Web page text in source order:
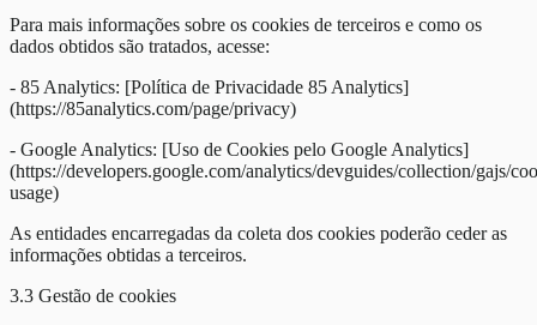
Para mais informações sobre os cookies de terceiros e como os
dados obtidos são tratados, acesse:
- 85 Analytics: [Política de Privacidade 85 Analytics]
(https://85analytics.com/page/privacy)
- Google Analytics: [Uso de Cookies pelo Google Analytics]
(https://developers.google.com/analytics/devguides/collection/gajs/
usage)
As entidades encarregadas da coleta dos cookies poderão ceder as
informações obtidas a terceiros.
3.3 Gestão de cookies